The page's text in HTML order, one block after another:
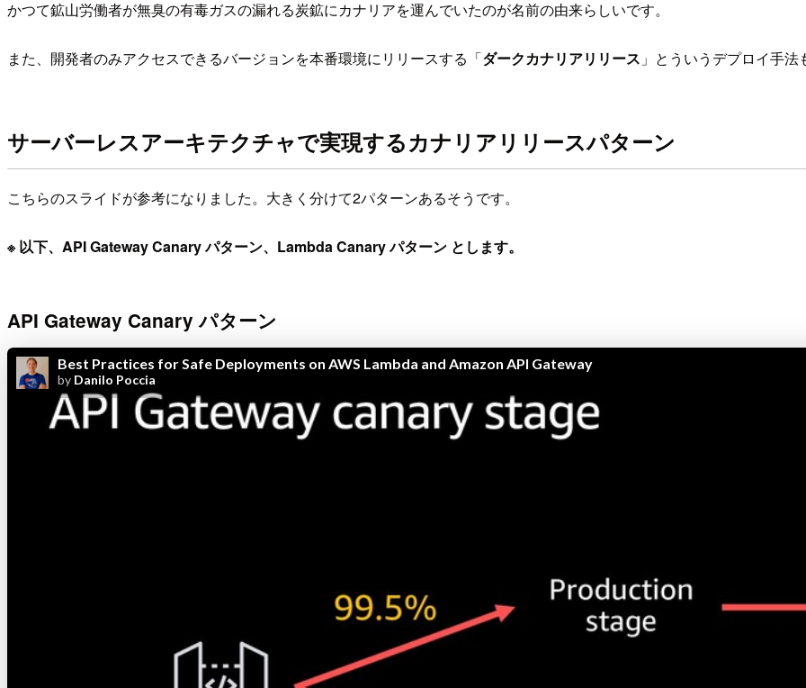
かつて鉱山労働者が無臭の有毒ガスの漏れる炭鉱にカナリアを運んでいたのが名前の由来らしいです。
また、開発者のみアクセスできるバージョンを本番環境にリリースする「ダークカナリアリリース 」とういうデプロイ手法
サーバーレスアーキテクチャで実現するカナリアリリースパターン
こちらのスライドが参考になりました。大きく分けて2パターンあるそうです。
※ 以下、API Gateway Canary パターン、Lambda Canary パターン とします。
API Gateway Canary パターン